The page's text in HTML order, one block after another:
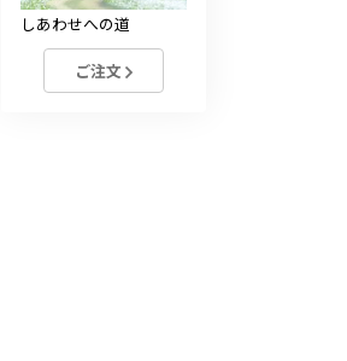
しあわせへの道
ご注文